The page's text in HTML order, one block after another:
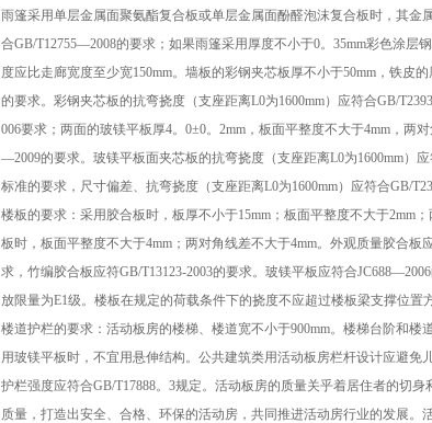
雨篷采用单层金属面聚氨酯复合板或单层金属面酚醛泡沫复合板时，其金
合GB/T12755—2008的要求；如果雨篷采用厚度不小于0。35mm彩色涂
度应比走廊宽度至少宽150mm。墙板的彩钢夹芯板厚不小于50mm，铁皮
的要求。彩钢夹芯板的抗弯挠度（支座距离L0为1600mm）应符合GB/
006要求；两面的玻镁平板厚4。0±0。2mm，板面平整度不大于4mm，两
—2009的要求。玻镁平板面夹芯板的抗弯挠度（支座距离L0为1600mm）
标准的要求，尺寸偏差、抗弯挠度（支座距离L0为1600mm）应符合GB/
楼板的要求：采用胶合板时，板厚不小于15mm；板面平整度不大于2mm
板时，板面平整度不大于4mm；两对角线差不大于4mm。外观质量胶合板
求，竹编胶合板应符GB/T13123-2003的要求。玻镁平板应符合
放限量为E1级。楼板在规定的荷载条件下的挠度不应超过楼板梁支撑位置方
楼道护栏的要求：活动板房的楼梯、楼道宽不小于900mm。楼梯台阶和楼
用玻镁平板时，不宜用悬伸结构。公共建筑类用活动板房栏杆设计应避免
护栏强度应符合GB/T17888。3规定。活动板房的质量关乎着居住者的切
质量，打造出安全、合格、环保的活动房，共同推进活动房行业的发展